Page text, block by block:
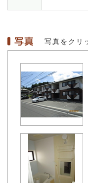
写真をクリ